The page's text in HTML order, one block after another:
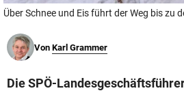
Über Schnee und Eis führt der Weg bis zu
Von Karl Grammer
Die SPÖ-